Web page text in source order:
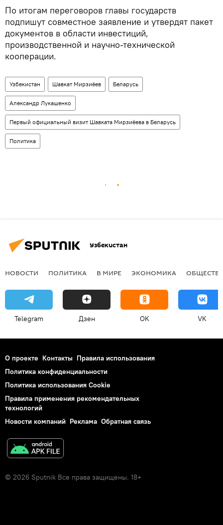
По итогам переговоров главы государств
подпишут совместное заявление и утвердят пакет
документов в области инвестиций,
производственной и научно-технической
кооперации.
Узбекистан Шавкат Мирзиёев Беларусь
Александр Лукашенко
Первый официальный визит Шавката Мирзиёева в Беларусь
Политика
Узбекистан
НОВОСТИ ПОЛИТИКА В МИРЕ ЭКОНОМИКА
Telegram Дзен OK VK
О проекте Контакты Правила использования
Политика конфиденциальности
Политика использования Cookie
Правила применения рекомендательных
технологий
Новости компаний Реклама Обратная связь
© 2026 Sputnik Все права защищены. 18+